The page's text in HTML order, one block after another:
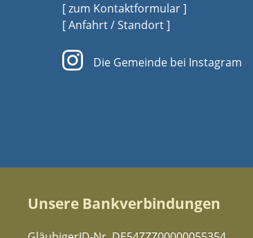
[ zum Kontaktformular ]
[ Anfahrt / Standort ]
Die Gemeinde bei Instagram
Unsere Bankverbindungen